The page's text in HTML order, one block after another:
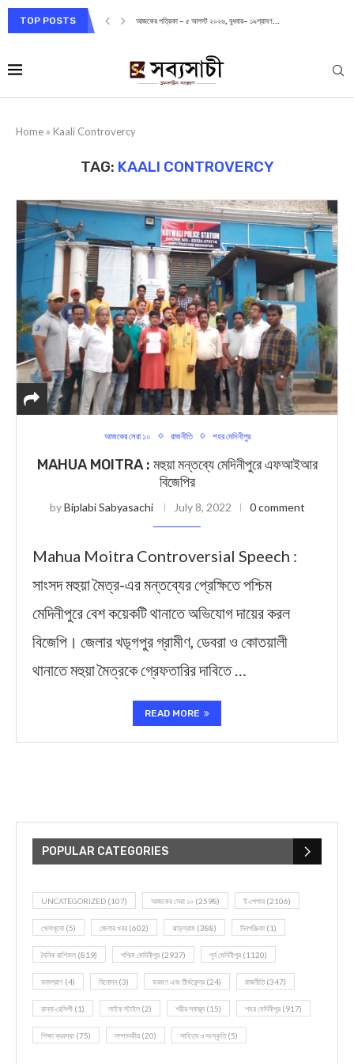
TOP POSTS আজকের পত্রিকা – ৫ আগস্ট ২০২৬, বুধবার– ১৯শ্রাবণ...
Home » Kaali Controvercy
TAG: KAALI CONTROVERCY
আজকের সেরা ১০ রাজনীতি শহর মেদিনীপুর
MAHUA MOITRA : মহুয়া মন্তব্যে মেদিনীপুরে এফআইআর
বিজেপির
byBiplabi Sabyasachi July 8, 2022 0 comment
Mahua Moitra Controversial Speech :
সাংসদ মহুয়া মৈত্র-এর মন্তব্যের প্রেক্ষিতে পশ্চিম
মেদিনীপুরে বেশ কয়েকটি থানাতে অভিযোগ দায়ের করল
বিজেপি। জেলার খড়্গপুর গ্রামীণ, ডেবরা ও কোতয়ালী
থানাতে মহুয়া মৈত্রকে গ্রেফতারির দাবিতে …
READ MORE
POPULAR CATEGORIES
UNCATEGORIZED (107) আজকের সেরা ১০ (2598) ই-পেপার (2106)
খেলাধূলো (5) জেলার খবর (602) ঝাড়গ্রাম (388) দিনপঞ্জিকা (1)
দৈনিক রাশিফল (819) পশ্চিম মেদিনীপুর (2937) পূর্ব মেদিনীপুর (1120)
বন্যপ্রাণ (4) বিনোদন(3) ভ্রমণ এবং তীর্থকেন্দ্র (24) রাজনীতি(347)
রান্না-রেসিপী (1) লাইফ স্টাইল (2) শরীর স্বাস্থ্য (15) শহর মেদিনীপুর (917)
শিক্ষা ব্যবস্থা (75) সম্পাদকীয় (20) সাহিত্য ও সংস্কৃতি(5)